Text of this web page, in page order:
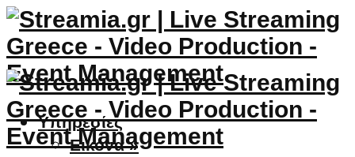
Υπηρεσίες
Εικόνα »